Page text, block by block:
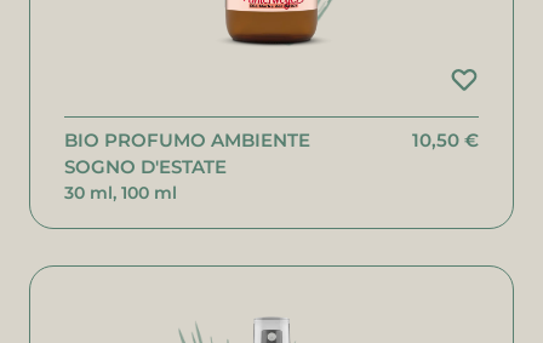
BIO PROFUMO AMBIENTE
SOGNO D'ESTATE
30 ml, 100 ml
10,50 €